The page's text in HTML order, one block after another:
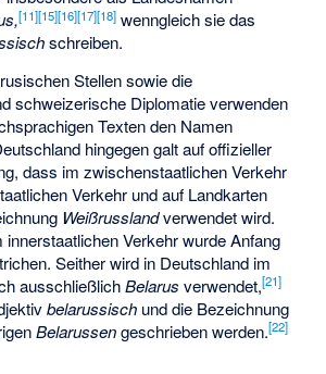
[11][15][16][17][18] wenngleich sie das
schreiben.
Stellen sowie die
schweizerische Diplomatie verwenden
Texten den Namen
hingegen galt auf offizieller
dass im zwischenstaatlichen Verkehr
Verkehr und auf Landkarten
Weißrusslandverwendet wird.
innerstaatlichen Verkehr wurde Anfang
Seither wird in Deutschland im
ausschließlichBelarus verwendet,[21]
belarussisch und die Bezeichnung
Belarussengeschrieben werden.[22]